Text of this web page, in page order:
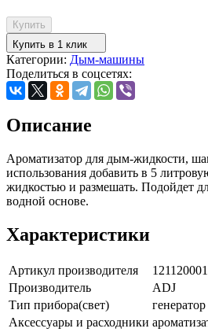
Купить
Купить в 1 клик
Категории: Дым-машины
Поделиться в соцсетях:
Описание
Ароматизатор для дым-жидкости,
использования добавить в 5
жидкостью и размешать. Подойдет
водной основе.
Характеристики
Артикул производителя
Производитель
ADJ
Тип прибора(свет)
Аксессуары и расходники